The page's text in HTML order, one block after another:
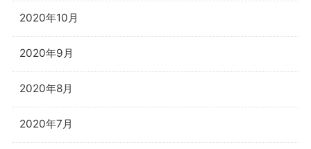
2020年10月
2020年9月
2020年8月
2020年7月